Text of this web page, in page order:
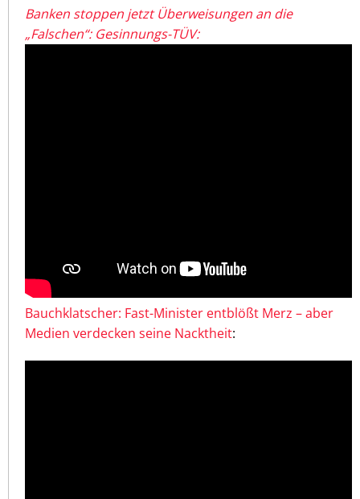
Banken stoppen jetzt Überweisungen an die
„Falschen“: Gesinnungs-TÜV:
Bauchklatscher: Fast-Minister entblößt Merz – aber
Medien verdecken seine Nacktheit: